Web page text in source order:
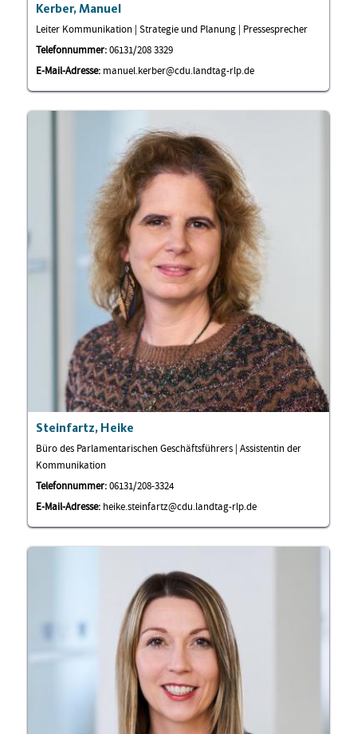
Kerber, Manuel
Leiter Kommunikation | Strategie und Planung | Pressesprecher
Telefonnummer:06131/208 3329
E-Mail-Adresse: manuel.kerber@cdu.landtag-rlp.de
Steinfartz, Heike
Büro des Parlamentarischen Geschäftsführers | Assistentin der
Kommunikation
Telefonnummer:06131/208-3324
E-Mail-Adresse: heike.steinfartz@cdu.landtag-rlp.de